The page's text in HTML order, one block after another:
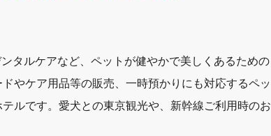
タルケアなど、ペットが健やかで美しくあるための
やケア用品等の販売、一時預かりにも対応するペッ
ルです。愛犬との東京観光や、新幹線ご利用時のお